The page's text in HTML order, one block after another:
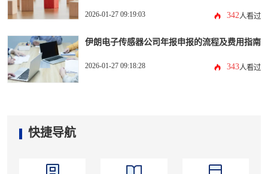
2026-01-27 09:19:03 342人看过
伊朗电子传感器公司年报申报的流程及费用指南
2026-01-27 09:18:28 343人看过
快捷导航